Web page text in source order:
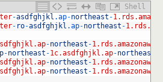
Shell
-asdfghjkl .ap-northeast -
- ro-asdfghjkl .ap-northeast -
-northeast -
-northeast -1c.asdfghjkl.ap-northeast
-northeast -
-northeast -